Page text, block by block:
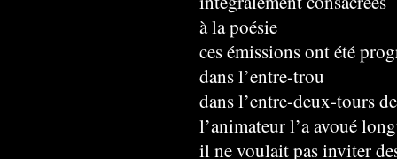
à la poésie
ces émissions ont été
dans l’entre-trou
dans l’entre-deux-tours
l’animateur l’a avoué
il ne voulait pas inviter